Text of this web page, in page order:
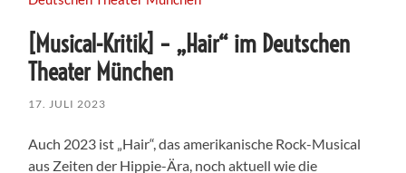
[Musical-Kritik] – „Hair“ im Deutschen
Theater München
17. JULI 2023
Auch 2023 ist „Hair“, das amerikanische Rock-Musical
aus Zeiten der Hippie-Ära, noch aktuell wie die